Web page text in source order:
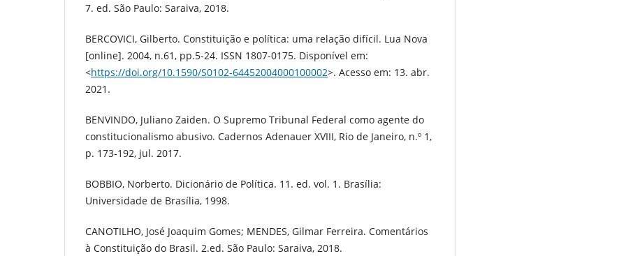
7. ed. São Paulo: Saraiva, 2018.
BERCOVICI, Gilberto. Constituição e política: uma relação difícil. Lua Nova
[online]. 2004, n.61, pp.5-24. ISSN 1807-0175. Disponível em:
<https://doi.org/10.1590/S0102-64452004000100002>. Acesso em: 13. abr.
2021.
BENVINDO, Juliano Zaiden. O Supremo Tribunal Federal como agente do
constitucionalismo abusivo. Cadernos Adenauer XVIII, Rio de Janeiro, n.º 1,
p. 173-192, jul. 2017.
BOBBIO, Norberto. Dicionário de Política. 11. ed. vol. 1. Brasília:
Universidade de Brasília, 1998.
CANOTILHO, José Joaquim Gomes; MENDES, Gilmar Ferreira. Comentários
à Constituição do Brasil. 2.ed. São Paulo: Saraiva, 2018.